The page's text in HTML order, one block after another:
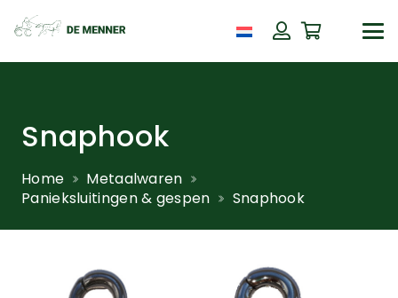
Snaphook
Home
Metaalwaren
Panieksluitingen & gespen
Snaphook